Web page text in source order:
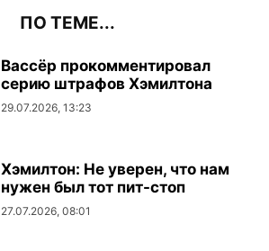
ПО ТЕМЕ...
Вассёр прокомментировал
серию штрафов Хэмилтона
29.07.2026, 13:23
Хэмилтон: Не уверен, что нам
нужен был тот пит-стоп
27.07.2026, 08:01